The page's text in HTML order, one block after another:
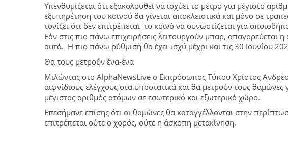
Υπενθυμίζεται ότι εξακολουθεί να ισχύει το μέτρο για μέγιστο
εξυπηρέτηση του κοινού θα γίνεται αποκλειστικά και μόνο σε
τονίζει ότι δεν επιτρέπεται το κοινό να συνωστίζεται για
Εάν στις πιο πάνω επιχειρήσεις λειτουργούν μπαρ, απαγορεύεται
αυτά. Η πιο πάνω ρύθμιση θα έχει ισχύ μέχρι και τις 30 Ιουνίου
Θα τους μετρούν ένα-ένα
Μιλώντας στο AlphaNewsLive ο Εκπρόσωπος Τύπου Χρίστος
αιφνίδιους ελέγχους στα υποστατικά και θα μετρούν τους θαμώνες
μέγιστος αριθμός ατόμων σε εσωτερικό και εξωτερικό χώρο.
Επεσήμανε επίσης ότι οι θαμώνες θα καταγγέλλονται στην
επιτρέπεται ούτε ο χορός, ούτε η άσκοπη μετακίνηση.